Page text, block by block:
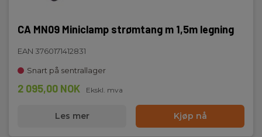
CA MN09 Miniclamp strømtang m 1,5m legning
EAN 3760171412831
Snart på sentrallager
2 095,00 NOK Ekskl. mva
Les mer Kjøp nå